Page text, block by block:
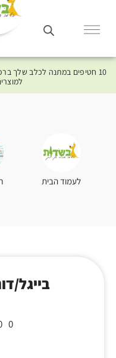
10 חטיפים במתנה לכלב שלך
לעמוד הבית
בייגל/